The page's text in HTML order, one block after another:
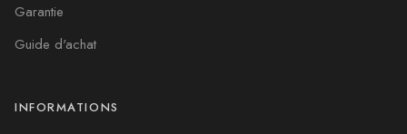
Garantie
Guide d'achat
INFORMATIONS